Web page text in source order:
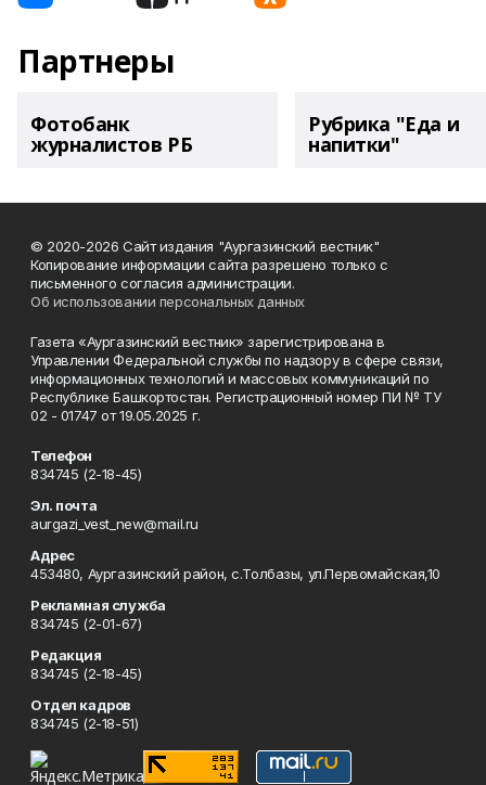
Партнеры
Фотобанк
журналистов РБ
Рубрика "Еда и
напитки"
© 2020-2026 Сайт издания "Аургазинский вестник"
Копирование информации сайта разрешено только с
письменного согласия администрации.
Об использовании персональных данных
Газета «Аургазинский вестник» зарегистрирована в
Управлении Федеральной службы по надзору в сфере связи,
информационных технологий и массовых коммуникаций по
Республике Башкортостан. Регистрационный номер ПИ № ТУ
02 - 01747 от 19.05.2025 г.
Телефон
834745 (2-18-45)
Эл. почта
aurgazi_vest_new@mail.ru
Адрес
453480, Аургазинский район, с.Толбазы, ул.Первомайская,10
Рекламная служба
834745 (2-01-67)
Редакция
834745 (2-18-45)
Отдел кадров
834745 (2-18-51)